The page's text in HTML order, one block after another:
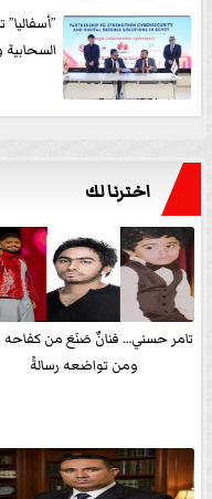
السحابية
اخترنا لك
تامر حسني… فنانٌ صَنَعَ من
ومن تواضعه رسالةً